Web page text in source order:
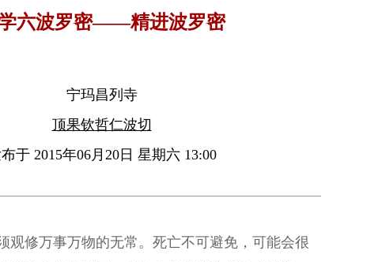
六波罗密——精进波罗密
宁玛昌列寺
顶果钦哲仁波切
于 2015年06月20日 星期六 13:00
观修万事万物的无常。死亡不可避免，可能会很